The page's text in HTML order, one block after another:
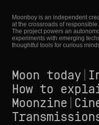
Moonboy is an independent
at the crossroads of
The project powers an
experiments with emerging
thoughtful tools for curious
Moon today
How to
Moonzine